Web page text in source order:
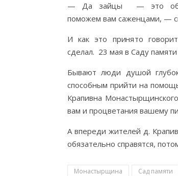
— Да зайцы — это
поможем вам саженцами, —
И как это принято
сделал. 23 мая в Саду
Бывают люди душой
способным прийти на
Крапивна
вам и процветания вашему
А впереди жителей д.
обязательно справятся,
Монастырщина Сад памяти